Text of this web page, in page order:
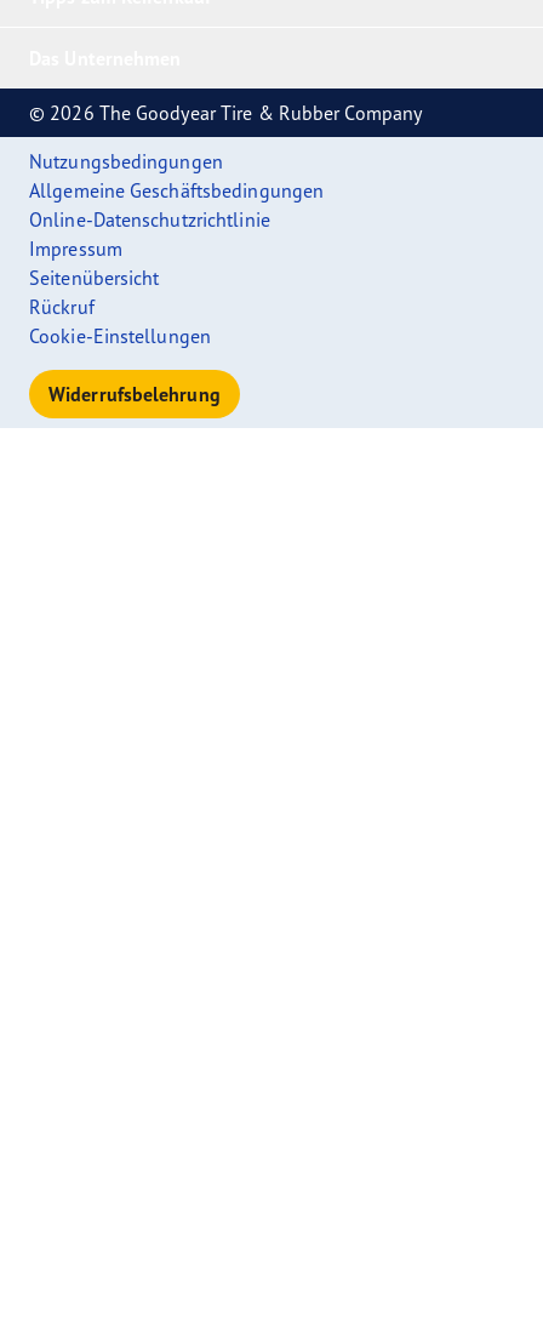
© 2026 The Goodyear Tire & Rubber Company
Nutzungsbedingungen
Allgemeine Geschäftsbedingungen
Online-Datenschutzrichtlinie
Impressum
Seitenübersicht
Rückruf
Cookie-Einstellungen
Widerrufsbelehrung